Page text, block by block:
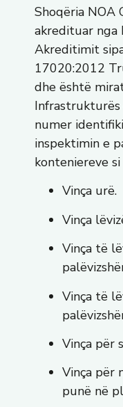
Shoqëria NOA
akredituar nga
Akreditimit
17020:2012
dhe është
Infrastrukturës
numer
inspektimin e
konteniereve
Vinça urë.
Vinça
Vinça të
Vinça të
Vinça për
Vinça për
punë në